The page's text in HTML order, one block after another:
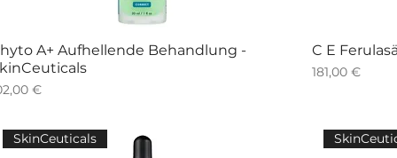
A+ Aufhellende Behandlung -
€
C E
Preis
181,00 €
SkinCeuticals